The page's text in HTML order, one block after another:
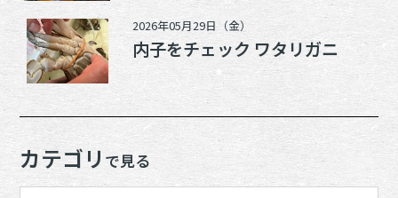
2026年05月29日（金）
内子をチェック ワタリガニ
カテゴリ で見る